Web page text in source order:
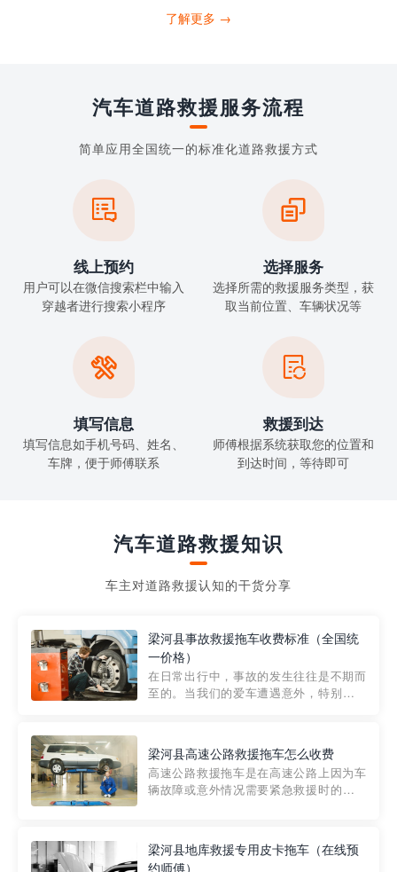
了解更多 →
汽车道路救援服务流程
简单应用全国统一的标准化道路救援方式

线上预约
用户可以在微信搜索栏中输入
穿越者进行搜索小程序

选择服务
选择所需的救援服务类型，获
取当前位置、车辆状况等

填写信息
填写信息如手机号码、姓名、
车牌，便于师傅联系

救援到达
师傅根据系统获取您的位置和
到达时间，等待即可
汽车道路救援知识
车主对道路救援认知的干货分享
梁河县事故救援拖车收费标准（全国统
一价格）
在日常出行中，事故的发生往往是不期而
至的。当我们的爱车遭遇意外，特别是在
细解析一下市区事故救援拖车的收费标
准，以及在选用拖车服务时应注...
梁河县高速公路救援拖车怎么收费
高速公路救援拖车是在高速公路上因为车
辆故障或意外情况需要紧急救援时的必备
路救援拖车的收费标准是由当地交通管理
梁河县地库救援专用皮卡拖车（在线预
约师傅）